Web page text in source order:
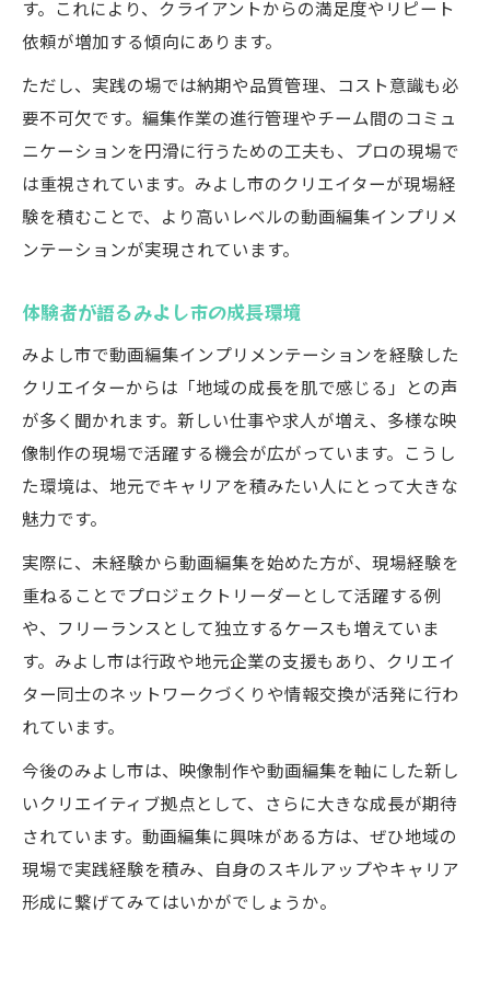
す。これにより、クライアントからの満足度やリピート
依頼が増加する傾向にあります。
ただし、実践の場では納期や品質管理、コスト意識も必
要不可欠です。編集作業の進行管理やチーム間のコミュ
ニケーションを円滑に行うための工夫も、プロの現場で
は重視されています。みよし市のクリエイターが現場経
験を積むことで、より高いレベルの動画編集インプリメ
ンテーションが実現されています。
体験者が語るみよし市の成長環境
みよし市で動画編集インプリメンテーションを経験した
クリエイターからは「地域の成長を肌で感じる」との声
が多く聞かれます。新しい仕事や求人が増え、多様な映
像制作の現場で活躍する機会が広がっています。こうし
た環境は、地元でキャリアを積みたい人にとって大きな
魅力です。
実際に、未経験から動画編集を始めた方が、現場経験を
重ねることでプロジェクトリーダーとして活躍する例
や、フリーランスとして独立するケースも増えていま
す。みよし市は行政や地元企業の支援もあり、クリエイ
ター同士のネットワークづくりや情報交換が活発に行わ
れています。
今後のみよし市は、映像制作や動画編集を軸にした新し
いクリエイティブ拠点として、さらに大きな成長が期待
されています。動画編集に興味がある方は、ぜひ地域の
現場で実践経験を積み、自身のスキルアップやキャリア
形成に繋げてみてはいかがでしょうか。